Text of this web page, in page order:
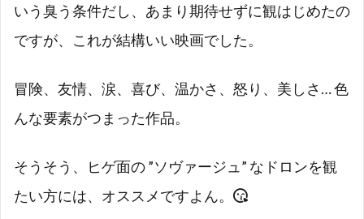
いう臭う条件だし、あまり期待せずに観はじめたの
ですが、これが結構いい映画でした。
冒険、友情、涙、喜び、温かさ、怒り、美しさ… 色
んな要素がつまった作品。
そうそう、ヒゲ面の ”ソヴァージュ” なドロンを観
たい方には、オススメですよん。